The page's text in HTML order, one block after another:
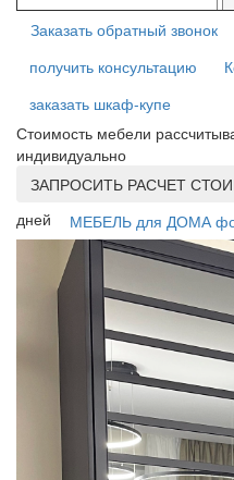
Заказать обратный звонок
получить консультацию
заказать шкаф-купе
Стоимость мебели
индивидуально
ЗАПРОСИТЬ РАСЧЕТ
дней
МЕБЕЛЬ для ДОМА